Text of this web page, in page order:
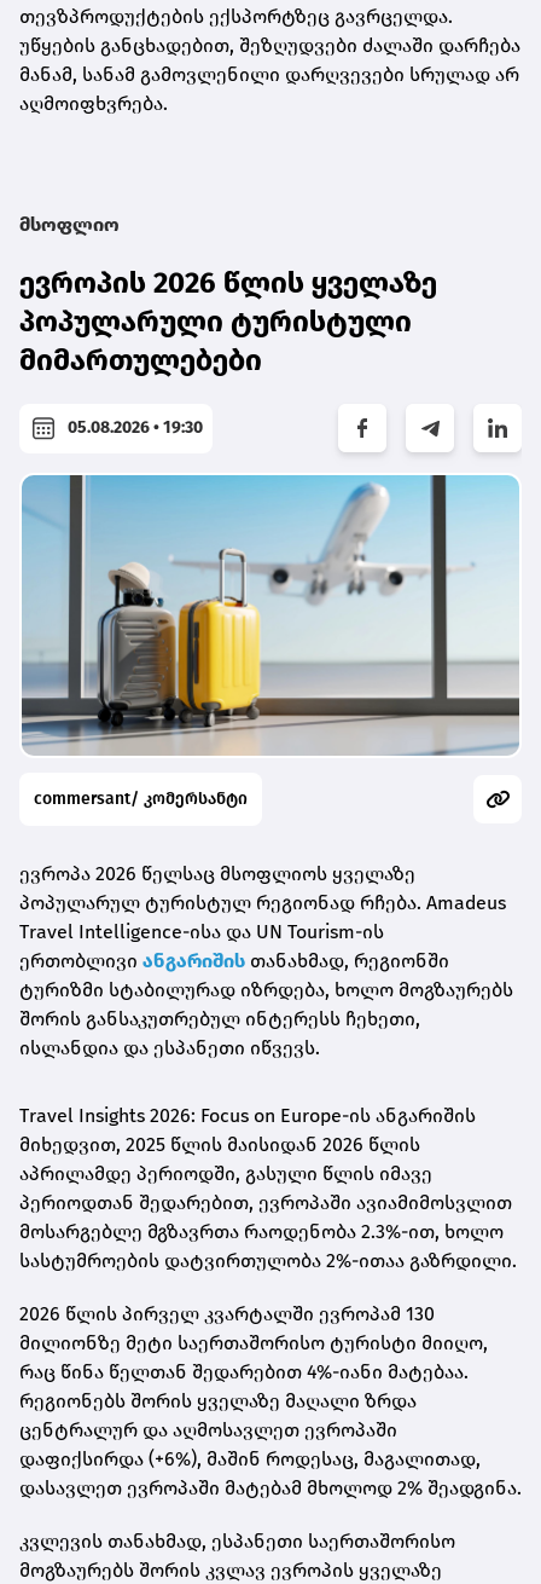
თევზპროდუქტების ექსპორტზეც გავრცელდა.
უწყების განცხადებით, შეზღუდვები ძალაში დარჩება
მანამ, სანამ გამოვლენილი დარღვევები სრულად არ
აღმოიფხვრება.
მსოფლიო
ევროპის 2026 წლის ყველაზე
პოპულარული ტურისტული
მიმართულებები
05.08.2026 • 19:30
commersant/ კომერსანტი
ევროპა 2026 წელსაც მსოფლიოს ყველაზე
პოპულარულ ტურისტულ რეგიონად რჩება. Amadeus
Travel Intelligence-ისა და UN Tourism-ის
ერთობლივი ანგარიშის თანახმად, რეგიონში
ტურიზმი სტაბილურად იზრდება, ხოლო მოგზაურებს
შორის განსაკუთრებულ ინტერესს ჩეხეთი,
ისლანდია და ესპანეთი იწვევს.
Travel Insights 2026: Focus on Europe-ის ანგარიშის
მიხედვით, 2025 წლის მაისიდან 2026 წლის
აპრილამდე პერიოდში, გასული წლის იმავე
პერიოდთან შედარებით, ევროპაში ავიამიმოსვლით
მოსარგებლე მგზავრთა რაოდენობა 2.3%-ით, ხოლო
სასტუმროების დატვირთულობა 2%-ითაა გაზრდილი.
2026 წლის პირველ კვარტალში ევროპამ 130
მილიონზე მეტი საერთაშორისო ტურისტი მიიღო,
რაც წინა წელთან შედარებით 4%-იანი მატებაა.
რეგიონებს შორის ყველაზე მაღალი ზრდა
ცენტრალურ და აღმოსავლეთ ევროპაში
დაფიქსირდა (+6%), მაშინ როდესაც, მაგალითად,
დასავლეთ ევროპაში მატებამ მხოლოდ 2% შეადგინა.
კვლევის თანახმად, ესპანეთი საერთაშორისო
მოგზაურებს შორის კვლავ ევროპის ყველაზე